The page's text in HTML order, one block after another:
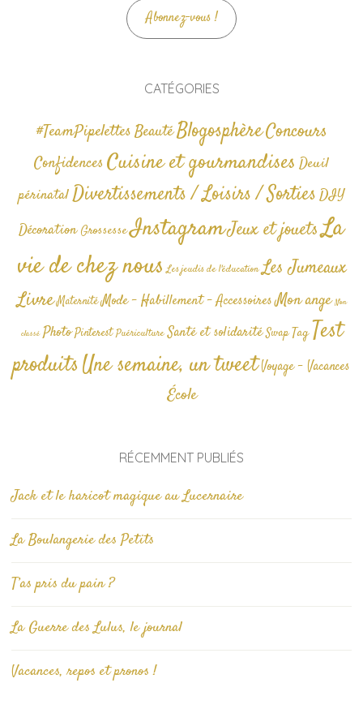
Abonnez-vous !
CATÉGORIES
#TeamPipelettesBeautéBlogosphèreConcours
Confidences Cuisine et gourmandises Deuil
périnatalDivertissements / Loisirs / SortiesDIY
Décoration GrossesseInstagramJeux et jouetsLa
vie de chez nous Les jeudis de l'éducation Les Jumeaux
Livre Maternité Mode - Habillement - AccessoiresMon ange Non
classé Photo Pinterest Puériculture Santé et solidarité Swap TagTest
produitsUne semaine, un tweetVoyage - Vacances
École
RÉCEMMENT PUBLIÉS
Jack et le haricot magique au Lucernaire
La Boulangerie des Petits
T’as pris du pain ?
La Guerre des Lulus, le journal
Vacances, repos et pronos !